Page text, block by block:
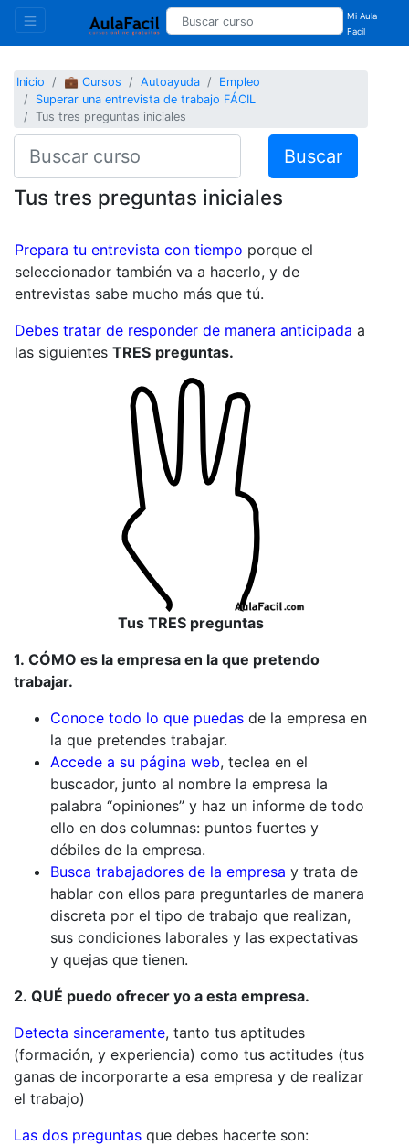
Mi Aula
Facil
Inicio 💼 Cursos Autoayuda
Empleo
Superar una entrevista de trabajo FÁCIL
Tus tres preguntas iniciales
Buscar
Tus tres preguntas iniciales
Prepara tu entrevista con tiempo porque el
seleccionador también va a hacerlo, y de
entrevistas sabe mucho más que tú.
Debes tratar de responder de manera anticipada a
las siguientes TRES preguntas.
Tus TRES preguntas
1. CÓMO es la empresa en la que pretendo
trabajar.
Conoce todo lo que puedas de la empresa en
la que pretendes trabajar.
Accede a su página web, teclea en el
buscador, junto al nombre la empresa la
palabra “opiniones” y haz un informe de todo
ello en dos columnas: puntos fuertes y
débiles de la empresa.
Busca trabajadores de la empresa y trata de
hablar con ellos para preguntarles de manera
discreta por el tipo de trabajo que realizan,
sus condiciones laborales y las expectativas
y quejas que tienen.
2. QUÉ puedo ofrecer yo a esta empresa.
Detecta sinceramente, tanto tus aptitudes
(formación, y experiencia) como tus actitudes (tus
ganas de incorporarte a esa empresa y de realizar
el trabajo)
Las dos preguntas que debes hacerte son: